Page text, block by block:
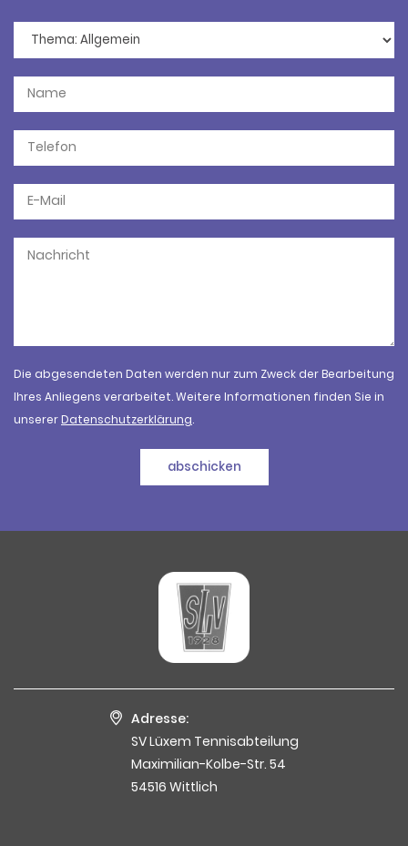
Die abgesendeten Daten werden nur zum Zweck der Bearbeitung
Ihres Anliegens verarbeitet. Weitere Informationen finden Sie in
unserer Datenschutzerklärung.
abschicken
Adresse:
SV Lüxem Tennisabteilung
Maximilian-Kolbe-Str. 54
54516 Wittlich